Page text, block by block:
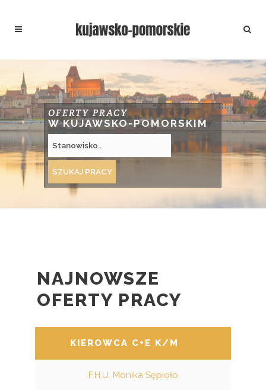
OFERTY PRACY
W KUJAWSKO-POMORSKIM
NAJNOWSZE
OFERTY PRACY
KIEROWCA C+E K/M
F.H.U. Monika Sępioło